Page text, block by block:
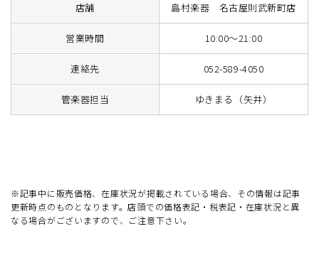
店舗 島村楽器 名古屋則武新町店
営業時間 10:00～21:00
連絡先 052-589-4050
管楽器担当 ゆきまる（矢井）
※記事中に販売価格、在庫状況が掲載されている場合、その情報は記事
更新時点のものとなります。店頭での価格表記・税表記・在庫状況と異
なる場合がございますので、ご注意下さい。